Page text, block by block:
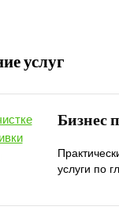
услуг
Бизнес
услуги по